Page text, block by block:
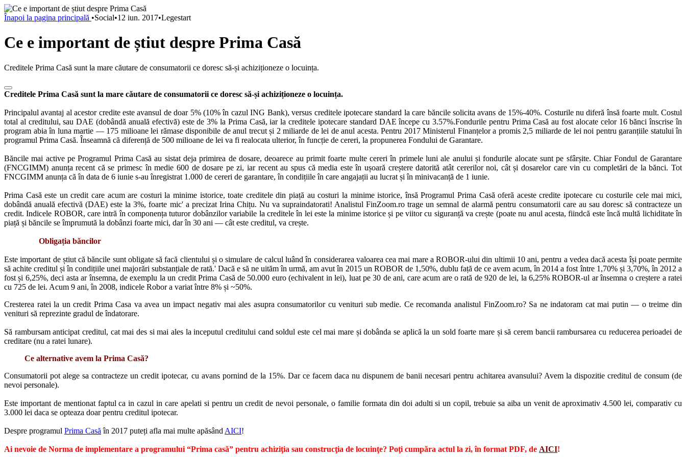
Înapoi la pagina principală •Social•12 iun. 2017•Legestart
Ce e important de știut despre Prima Casă
Creditele Prima Casă sunt la mare căutare de consumatorii ce doresc să-și achiziționeze o locuința.
Creditele Prima Casă sunt la mare căutare de consumatorii ce doresc să-și achiziționeze o locuința.
Principalul avantaj al acestor credite este avansul de doar 5% (10% în cazul ING Bank), versus creditele ipotecare standard la care băncile solicita avans de 15%-40%. Costurile nu diferă însă foarte mult. Costul
total al creditului, sau DAE (dobândă anuală efectivă) este de 3% la Prima Casă, iar la creditele ipotecare standard DAE începe cu 3.57%.Fondurile pentru Prima Casă au fost alocate celor 16 bănci înscrise în
program abia în luna martie — 175 milioane lei rămase disponibile de anul trecut și 2 miliarde de lei de anul acesta. Pentru 2017 Ministerul Finanțelor a promis 2,5 miliarde de lei noi pentru garanțiile statului în
programul Prima Casă. Înseamnă că diferență de 500 milioane de lei va fi realocata ulterior, în funcție de cereri, la propunerea Fondului de Garantare.
Băncile mai active pe Programul Prima Casă au sistat deja primirea de dosare, deoarece au primit foarte multe cereri în primele luni ale anului și fondurile alocate sunt pe sfârșite. Chiar Fondul de Garantare
(FNCGIMM) anunța recent că se primesc în medie 600 de dosare pe zi, iar recent au spus că media este în ușoară creștere datorită atât cererilor noi, cât și dosarelor care vin cu completări de la bănci. Tot
FNCGIMM anunța că în data de 6 iunie s-au înregistrat 1.000 de cereri de garantare, în condițiile în care angajații au lucrat și în minivacanță de 1 iunie.
Prima Casă este un credit care acum are costuri la minime istorice, toate creditele din piață au costuri la minime istorice, însă Programul Prima Casă oferă aceste credite ipotecare cu costurile cele mai mici,
dobândă anuală efectivă (DAE) este la 3%, foarte mic' a precizat Irina Chițu. Nu va supraindatorati! Analistul FinZoom.ro trage un semnal de alarmă pentru consumatorii care au sau doresc să contracteze un
credit. Indicele ROBOR, care intră în componența tuturor dobânzilor variabile la creditele în lei este la minime istorice și pe viitor cu siguranță va crește (poate nu anul acesta, fiindcă este încă multă lichiditate în
piață și băncile se împrumută la dobânzi foarte mici, dar în 30 ani — cât este creditul, va crește.
Obligația băncilor
Este important de știut că băncile sunt obligate să facă clientului și o simulare de calcul luând în considerarea valoarea cea mai mare a ROBOR-ului din ultimii 10 ani, pentru a vedea dacă acesta își poate permite
să achite creditul și în condițiile unei majorări substanțiale de rată.' Dacă e să ne uităm în urmă, am avut în 2015 un ROBOR de 1,50%, dublu față de ce avem acum, în 2014 a fost între 1,70% și 3,70%, în 2012 a
fost și 6,25%, deci asta ar însemna, de exemplu la un credit Prima Casă de 50.000 euro (echivalent in lei), luat pe 30 de ani, care acum are o rată de 920 de lei, la 6,25% ROBOR-ul ar însemna o creștere a ratei
cu 725 de lei. Acum 9 ani, în 2008, indicele Robor a variat între 8% și ~50%.
Cresterea ratei la un credit Prima Casa va avea un impact negativ mai ales asupra consumatorilor cu venituri sub medie. Ce recomanda analistul FinZoom.ro? Sa ne indatoram cat mai putin — o treime din
venituri să reprezinte gradul de îndatorare.
Să rambursam anticipat creditul, cat mai des si mai ales la inceputul creditului cand soldul este cel mai mare și dobânda se aplică la un sold foarte mare și să cerem bancii rambursarea cu reducerea perioadei de
creditare (nu a ratei lunare).
Ce alternative avem la Prima Casă?
Consumatorii pot alege sa contracteze un credit ipotecar, cu avans pornind de la 15%. Dar ce facem daca nu dispunem de banii necesari pentru achitarea avansului? Avem la dispozitie creditul de consum (de
nevoi personale).
Este important de mentionat faptul ca in cazul in care apelati si pentru un credit de nevoi personale, o familie formata din doi adulti si un copil, trebuie sa aiba un venit de aproximativ 4.500 lei, comparativ cu
3.000 lei daca se opteaza doar pentru creditul ipotecar.
Despre programul Prima Casă în 2017 puteți afla mai multe apăsând AICI!
Ai nevoie de Norma de implementare a programului “Prima casă” pentru achiziţia sau construcţia de locuinţe? Poţi cumpăra actul la zi, în format PDF, de AICI!